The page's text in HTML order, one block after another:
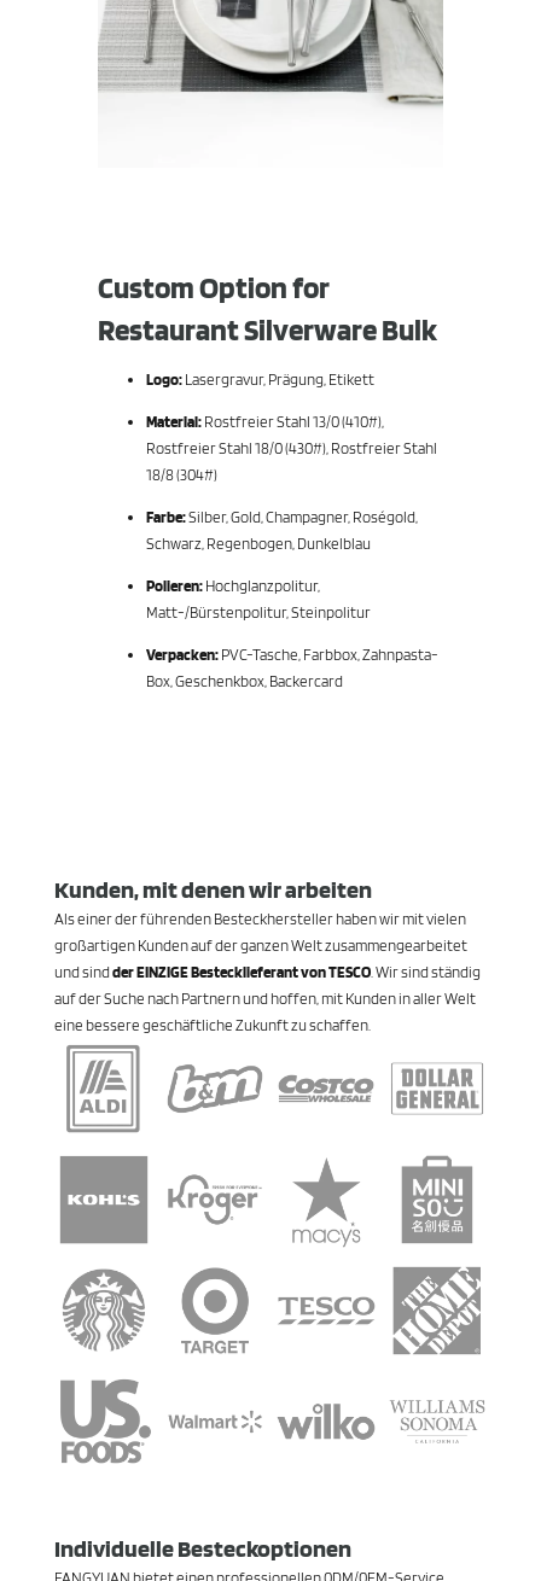
Custom Option for
Restaurant Silverware Bulk
Logo: Lasergravur, Prägung, Etikett
Material:Rostfreier Stahl 13/0 (410#),
Rostfreier Stahl 18/0 (430#), Rostfreier Stahl
18/8 (304#)
Farbe:Silber, Gold, Champagner, Roségold,
Schwarz, Regenbogen, Dunkelblau
Polieren: Hochglanzpolitur,
Matt-/Bürstenpolitur, Steinpolitur
Verpacken: PVC-Tasche, Farbbox, Zahnpasta-
Box, Geschenkbox, Backercard
Kunden, mit denen wir arbeiten
Als einer der führenden Besteckhersteller haben wir mit vielen
großartigen Kunden auf der ganzen Welt zusammengearbeitet
und sindder EINZIGE Bestecklieferant von TESCO. Wir sind ständig
auf der Suche nach Partnern und hoffen, mit Kunden in aller Welt
eine bessere geschäftliche Zukunft zu schaffen.
Individuelle Besteckoptionen